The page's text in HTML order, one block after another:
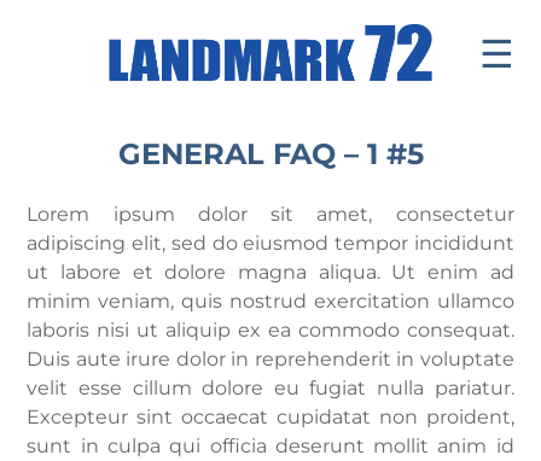
☰
Office
Retail Mall
News & Events
Contact
Tenants ' Corner
GENERAL FAQ – 1 #5
Lorem ipsum dolor sit amet, consectetur
adipiscing elit, sed do eiusmod tempor incididunt
ut labore et dolore magna aliqua. Ut enim ad
minim veniam, quis nostrud exercitation ullamco
laboris nisi ut aliquip ex ea commodo consequat.
Duis aute irure dolor in reprehenderit in voluptate
velit esse cillum dolore eu fugiat nulla pariatur.
Excepteur sint occaecat cupidatat non proident,
sunt in culpa qui officia deserunt mollit anim id